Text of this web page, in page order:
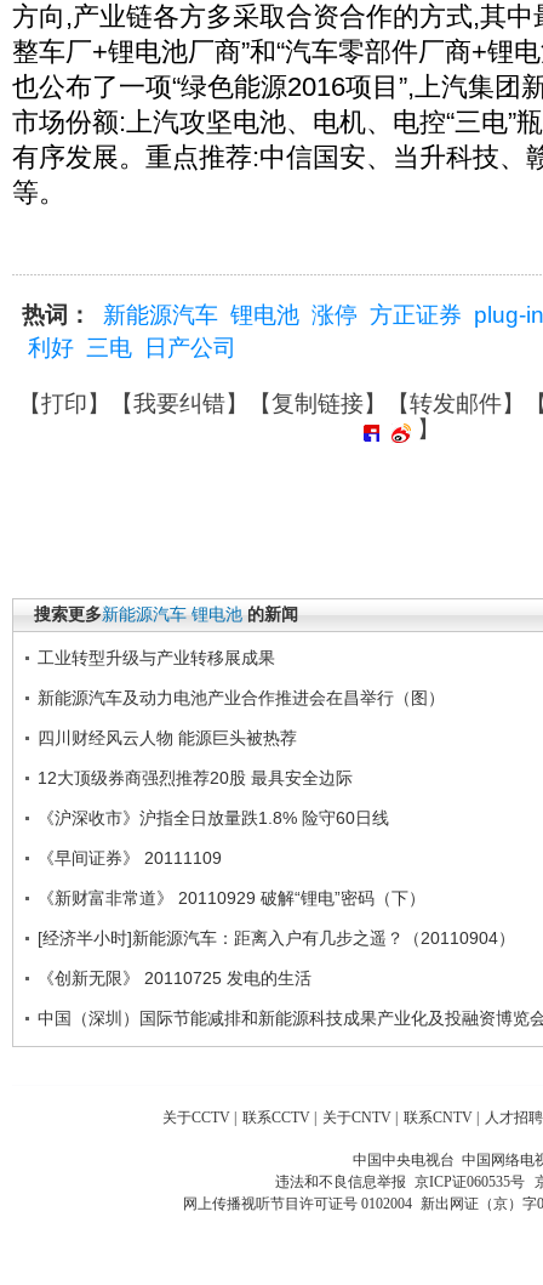
方向,产业链各方多采取合资合作的方式,其中
整车厂+锂电池厂商”和“汽车零部件厂商+锂
也公布了一项“绿色能源2016项目”,上汽集团
市场份额:上汽攻坚电池、电机、电控“三电”
有序发展。重点推荐:中信国安、当升科技、
等。
热词： 新能源汽车 锂电池 涨停 方正证券 plug-in
利好 三电 日产公司
【打印】【我要纠错】【复制链接】【转发邮件】
】
搜索更多新能源汽车 锂电池 的新闻
工业转型升级与产业转移展成果
新能源汽车及动力电池产业合作推进会在昌举行（图）
四川财经风云人物 能源巨头被热荐
12大顶级券商强烈推荐20股 最具安全边际
《沪深收市》沪指全日放量跌1.8% 险守60日线
《早间证券》 20111109
《新财富非常道》 20110929 破解“锂电”密码（下）
[经济半小时]新能源汽车：距离入户有几步之遥？（20110904）
《创新无限》 20110725 发电的生活
中国（深圳）国际节能减排和新能源科技成果产业化及投融资博览
关于CCTV | 联系CCTV | 关于CNTV | 联系CNTV | 人才招聘
中国中央电视台 中国网络电
违法和不良信息举报 京ICP证060535号
网上传播视听节目许可证号 0102004 新出网证（京）